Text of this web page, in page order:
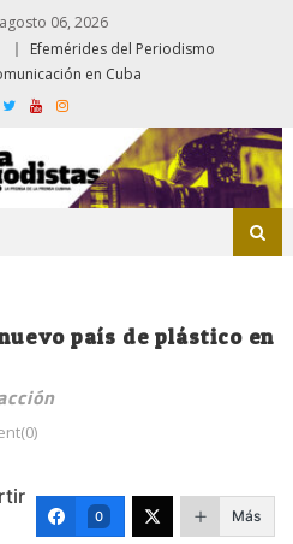
06, 2026
Efemérides del Periodismo
en Cuba
país de plástico en
0 Más